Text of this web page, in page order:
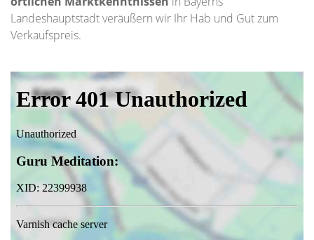
Landeshauptstadt veräußern wir Ihr Hab und Gut zum
Verkaufspreis.